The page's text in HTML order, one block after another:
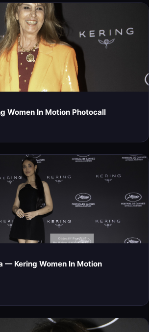
Women In Motion Photocall
— Kering Women In Motion